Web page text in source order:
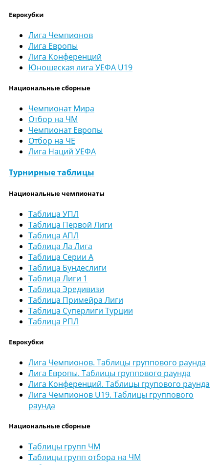
Еврокубки
Лига Чемпионов
Лига Европы
Лига Конференций
Юношеская лига УЕФА U19
Национальные сборные
Чемпионат Мира
Отбор на ЧМ
Чемпионат Европы
Отбор на ЧЕ
Лига Наций УЕФА
Турнирные таблицы
Национальные чемпионаты
Таблица УПЛ
Таблица Первой Лиги
Таблица АПЛ
Таблица Ла Лига
Таблица Серии А
Таблица Бундеслиги
Таблица Лиги 1
Таблица Эредивизи
Таблица Примейра Лиги
Таблица Суперлиги Турции
Таблица РПЛ
Еврокубки
Лига Чемпионов. Таблицы группового раунда
Лига Европы. Таблицы группового раунда
Лига Конференций. Таблицы групового раунда
Лига Чемпионов U19. Таблицы группового
раунда
Национальные сборные
Таблицы групп ЧМ
Таблицы групп отбора на ЧМ